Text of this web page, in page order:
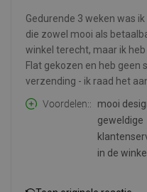
Gedurende 3 weken was
die zowel mooi als
winkel terecht, maar ik
Flat gekozen en heb geen
verzending - ik raad het
Voordelen:
mooi
geweldige
in de winkel